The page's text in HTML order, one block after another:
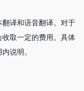
译和语音翻译。对于
取一定的费用。具体
说明。